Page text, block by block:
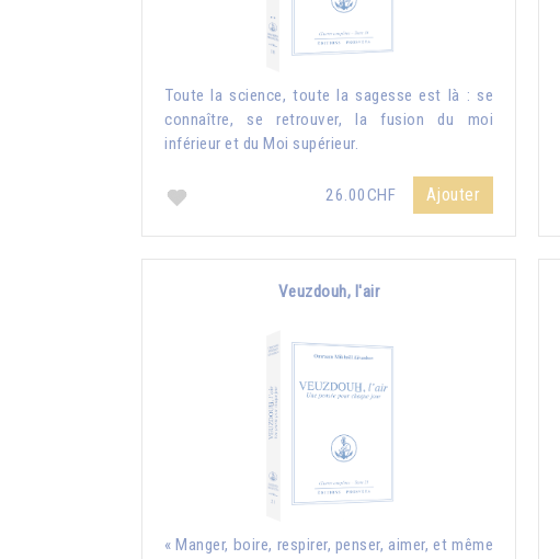
Toute la science, toute la sagesse est là : se
connaître, se retrouver, la fusion du moi
inférieur et du Moi supérieur.
26.00CHF Ajouter
Veuzdouh, l'air
« Manger, boire, respirer, penser, aimer, et même